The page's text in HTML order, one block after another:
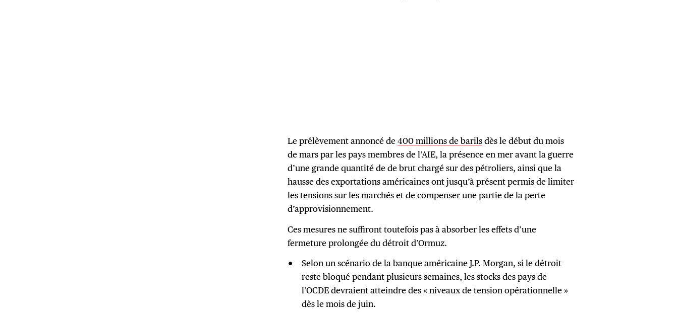
Le prélèvement annoncé de400 millions de barilsdès le début du mois
de mars par les pays membres de l’AIE, la présence en mer avant la guerre
d’une grande quantité de de brut chargé sur des pétroliers, ainsi que la
hausse des exportations américaines ont jusqu’à présent permis de limiter
les tensions sur les marchés et de compenser une partie de la perte
d’approvisionnement.
Ces mesures ne suffiront toutefois pas à absorber les effets d’une
fermeture prolongée du détroit d’Ormuz.
Selon un scénario de la banque américaine J.P. Morgan, si le détroit
reste bloqué pendant plusieurs semaines, les stocks des pays de
l’OCDE devraient atteindre des « niveaux de tension opérationnelle »
dès le mois de juin.